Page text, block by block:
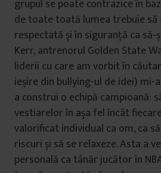
grupul se poate contrazice în
de toate toată lumea trebuie
respectată și în siguranță ca să-
Kerr, antrenorul Golden State
liderii cu care am vorbit în
ieșire din bullying-ul de idei) mi-
a construi o echipă campioană:
vestiarelor în așa fel încât
valorificat individual ca om, ca
riscuri și să se relaxeze. Asta a
personală ca tânăr jucător în